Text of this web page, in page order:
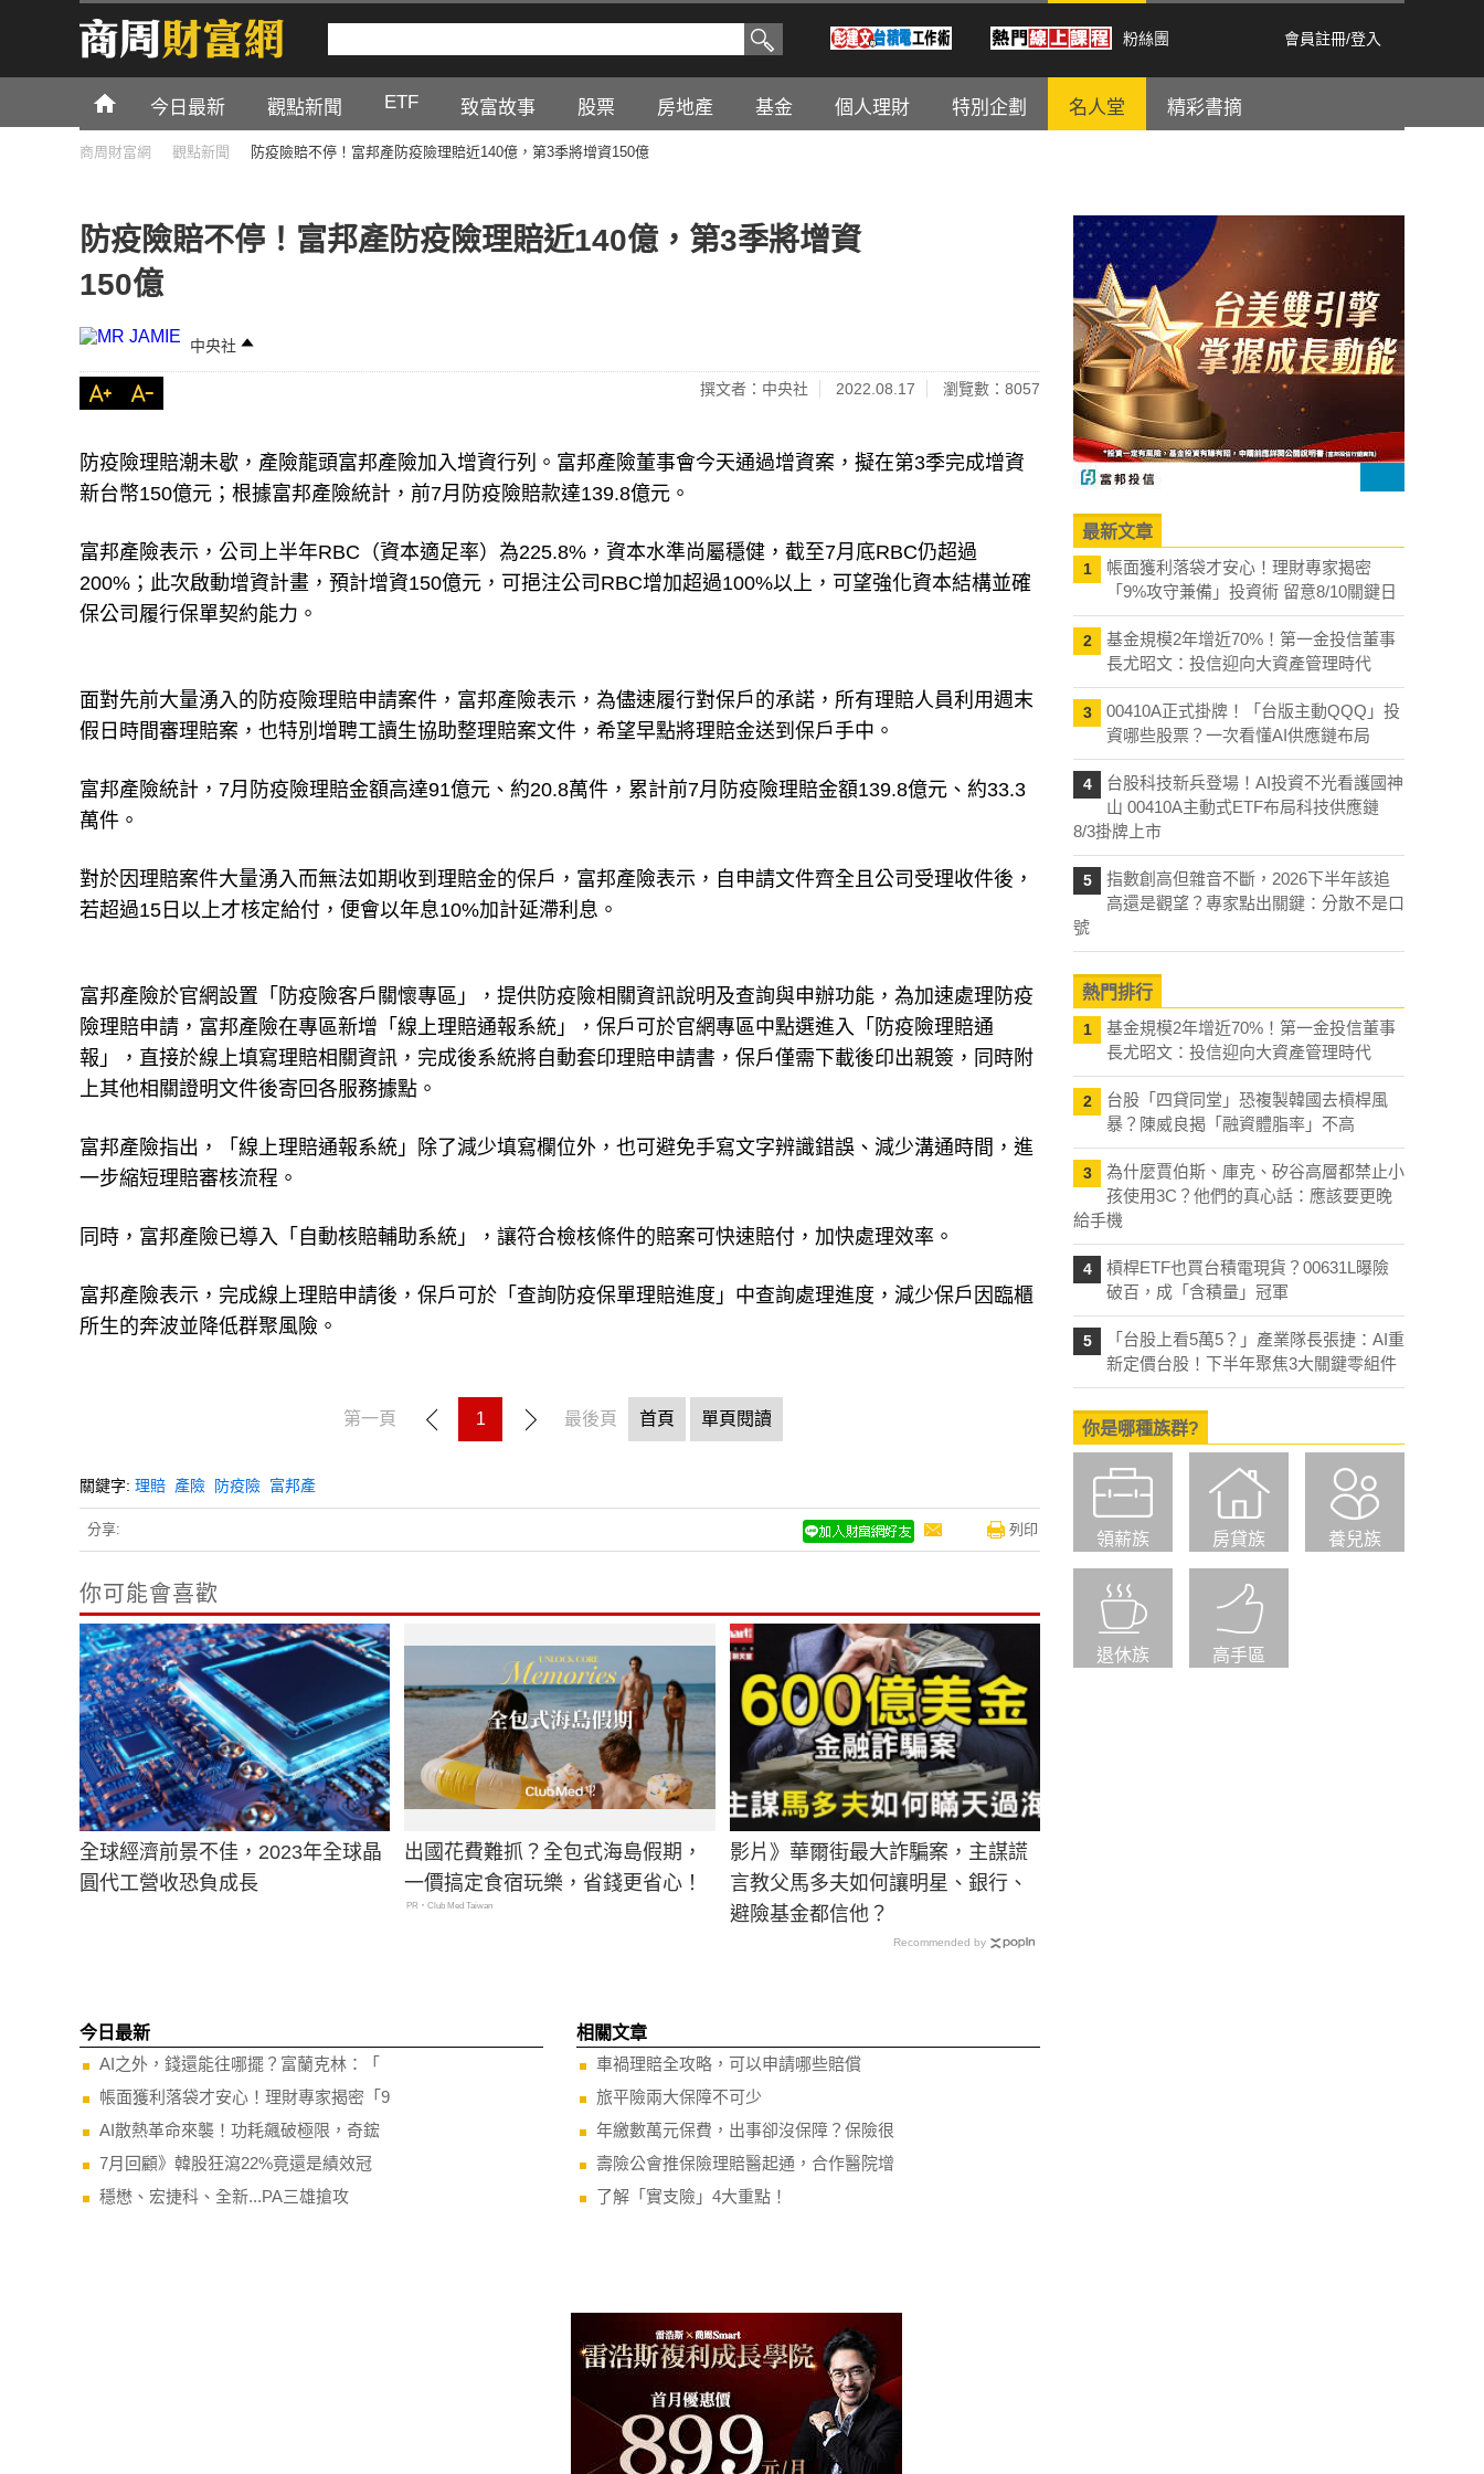
粉絲團 會員註冊/登入
今日最新 觀點新聞 ETF 致富故事 股票 房地產 基金 個人理財 特別企劃 名人堂 精彩書摘
商周財富網 觀點新聞 防疫險賠不停！富邦產防疫險理賠近140億，第3季將增資150億
防疫險賠不停！富邦產防疫險理賠近140億，第3季將增資
150億
中央社
撰文者：中央社 2022.08.17 瀏覽數：8057
防疫險理賠潮未歇，產險龍頭富邦產險加入增資行列。富邦產險董事會今天通過增資案，擬在第3季完成增資
新台幣150億元；根據富邦產險統計，前7月防疫險賠款達139.8億元。
富邦產險表示，公司上半年RBC（資本適足率）為225.8%，資本水準尚屬穩健，截至7月底RBC仍超過
200%；此次啟動增資計畫，預計增資150億元，可挹注公司RBC增加超過100%以上，可望強化資本結構並確
保公司履行保單契約能力。
面對先前大量湧入的防疫險理賠申請案件，富邦產險表示，為儘速履行對保戶的承諾，所有理賠人員利用週末
假日時間審理賠案，也特別增聘工讀生協助整理賠案文件，希望早點將理賠金送到保戶手中。
富邦產險統計，7月防疫險理賠金額高達91億元、約20.8萬件，累計前7月防疫險理賠金額139.8億元、約33.3
萬件。
對於因理賠案件大量湧入而無法如期收到理賠金的保戶，富邦產險表示，自申請文件齊全且公司受理收件後，
若超過15日以上才核定給付，便會以年息10%加計延滯利息。
富邦產險於官網設置「防疫險客戶關懷專區」，提供防疫險相關資訊說明及查詢與申辦功能，為加速處理防疫
險理賠申請，富邦產險在專區新增「線上理賠通報系統」，保戶可於官網專區中點選進入「防疫險理賠通
報」，直接於線上填寫理賠相關資訊，完成後系統將自動套印理賠申請書，保戶僅需下載後印出親簽，同時附
上其他相關證明文件後寄回各服務據點。
富邦產險指出，「線上理賠通報系統」除了減少填寫欄位外，也可避免手寫文字辨識錯誤、減少溝通時間，進
一步縮短理賠審核流程。
同時，富邦產險已導入「自動核賠輔助系統」，讓符合檢核條件的賠案可快速賠付，加快處理效率。
富邦產險表示，完成線上理賠申請後，保戶可於「查詢防疫保單理賠進度」中查詢處理進度，減少保戶因臨櫃
所生的奔波並降低群聚風險。
第一頁 1 最後頁 首頁 單頁閱讀
關鍵字: 理賠 產險 防疫險 富邦產
分享: 列印
你可能會喜歡
全球經濟前景不佳，2023年全球晶
圓代工營收恐負成長
出國花費難抓？全包式海島假期，
一價搞定食宿玩樂，省錢更省心！
PR・Club Med Taiwan
影片》華爾街最大詐騙案，主謀謊
言教父馬多夫如何讓明星、銀行、
避險基金都信他？
Recommended by
今日最新
AI之外，錢還能往哪擺？富蘭克林：「
帳面獲利落袋才安心！理財專家揭密「9
AI散熱革命來襲！功耗飆破極限，奇鋐
7月回顧》韓股狂瀉22%竟還是績效冠
穩懋、宏捷科、全新...PA三雄搶攻
相關文章
車禍理賠全攻略，可以申請哪些賠償
旅平險兩大保障不可少
年繳數萬元保費，出事卻沒保障？保險很
壽險公會推保險理賠醫起通，合作醫院增
了解「實支險」4大重點！
最新文章
1
帳面獲利落袋才安心！理財專家揭密
「9%攻守兼備」投資術 留意8/10關鍵日
2
基金規模2年增近70%！第一金投信董事
長尤昭文：投信迎向大資產管理時代
3
00410A正式掛牌！「台版主動QQQ」投
資哪些股票？一次看懂AI供應鏈布局
4
台股科技新兵登場！AI投資不光看護國神
山 00410A主動式ETF布局科技供應鏈
8/3掛牌上市
5
指數創高但雜音不斷，2026下半年該追
高還是觀望？專家點出關鍵：分散不是口
號
熱門排行
1
基金規模2年增近70%！第一金投信董事
長尤昭文：投信迎向大資產管理時代
2
台股「四貸同堂」恐複製韓國去槓桿風
暴？陳威良揭「融資體脂率」不高
3
為什麼賈伯斯、庫克、矽谷高層都禁止小
孩使用3C？他們的真心話：應該要更晚
給手機
4
槓桿ETF也買台積電現貨？00631L曝險
破百，成「含積量」冠軍
5
「台股上看5萬5？」產業隊長張捷：AI重
新定價台股！下半年聚焦3大關鍵零組件
你是哪種族群?
領薪族 房貸族 養兒族
退休族 高手區